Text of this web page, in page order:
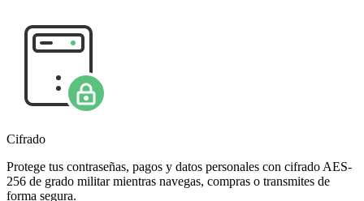
Cifrado
Protege tus contraseñas, pagos y datos personales con cifrado AES-
256 de grado militar mientras navegas, compras o transmites de
forma segura.